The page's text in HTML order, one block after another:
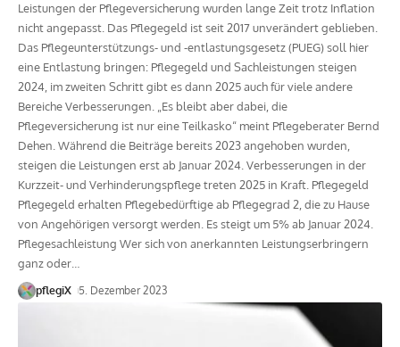
Leistungen der Pflegeversicherung wurden lange Zeit trotz Inflation
nicht angepasst. Das Pflegegeld ist seit 2017 unverändert geblieben.
Das Pflegeunterstützungs- und -entlastungsgesetz (PUEG) soll hier
eine Entlastung bringen: Pflegegeld und Sachleistungen steigen
2024, im zweiten Schritt gibt es dann 2025 auch für viele andere
Bereiche Verbesserungen. „Es bleibt aber dabei, die
Pflegeversicherung ist nur eine Teilkasko“ meint Pflegeberater Bernd
Dehen. Während die Beiträge bereits 2023 angehoben wurden,
steigen die Leistungen erst ab Januar 2024. Verbesserungen in der
Kurzzeit- und Verhinderungspflege treten 2025 in Kraft. Pflegegeld
Pflegegeld erhalten Pflegebedürftige ab Pflegegrad 2, die zu Hause
von Angehörigen versorgt werden. Es steigt um 5% ab Januar 2024.
Pflegesachleistung Wer sich von anerkannten Leistungserbringern
ganz oder
pflegiX 5. Dezember 2023